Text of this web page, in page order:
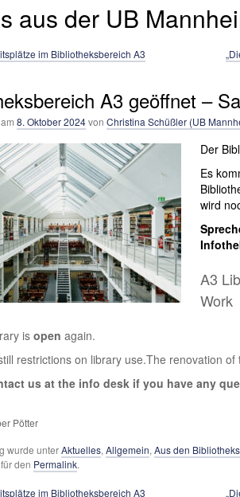
aus der UB
im Bibliotheksbereich A3
A3 geöffnet –
8. Oktober 2024von Christina Schüßler (UB
Der
Es
wird
A3
Work
isopen again.
restrictions on library use.The renovation
us at the info desk if you have any
Pötter
wurde unterAktuelles,Allgemein,Aus den
den Permalink.
im Bibliotheksbereich A3